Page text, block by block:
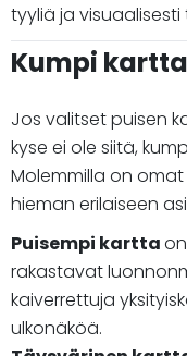
tyyliä ja
Kumpi
Jos valitset puisen
kyse ei ole siitä,
Molemmilla on
hieman erilaiseen
Puisempi kartta
rakastavat
kaiverrettuja
ulkonäköä.